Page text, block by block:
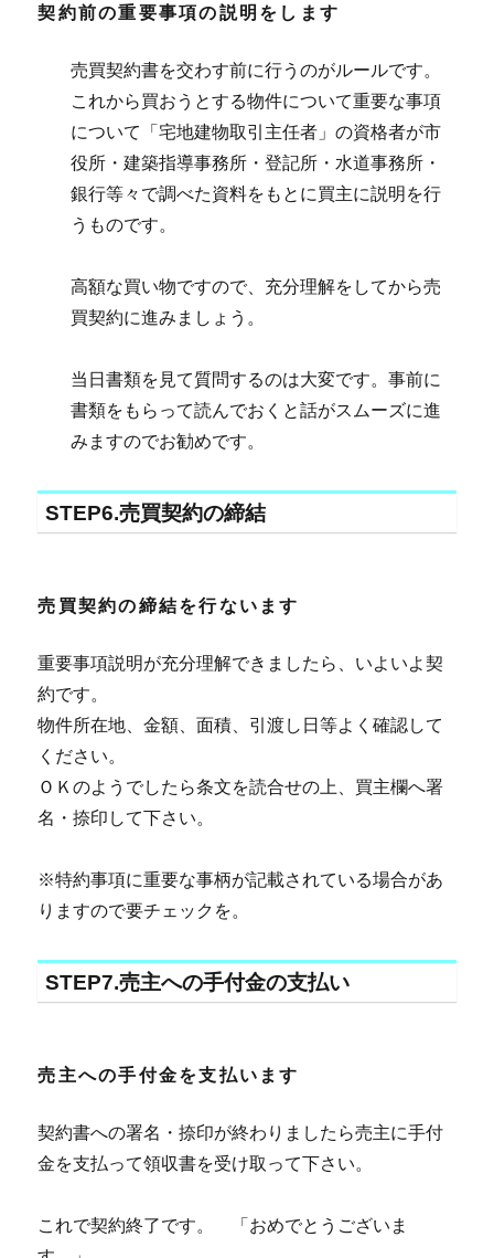
契約前の重要事項の説明をします
売買契約書を交わす前に行うのがルールです。
これから買おうとする物件について重要な事項
について「宅地建物取引主任者」の資格者が市
役所・建築指導事務所・登記所・水道事務所・
銀行等々で調べた資料をもとに買主に説明を行
うものです。
高額な買い物ですので、充分理解をしてから売
買契約に進みましょう。
当日書類を見て質問するのは大変です。事前に
書類をもらって読んでおくと話がスムーズに進
みますのでお勧めです。
STEP6.売買契約の締結
売買契約の締結を行ないます
重要事項説明が充分理解できましたら、いよいよ契
約です。
物件所在地、金額、面積、引渡し日等よく確認して
ください。
ＯＫのようでしたら条文を読合せの上、買主欄へ署
名・捺印して下さい。
※特約事項に重要な事柄が記載されている場合があ
りますので要チェックを。
STEP7.売主への手付金の支払い
売主への手付金を支払います
契約書への署名・捺印が終わりましたら売主に手付
金を支払って領収書を受け取って下さい。
これで契約終了です。 「おめでとうございま